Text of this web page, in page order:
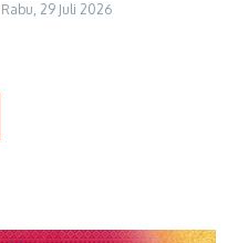
Rabu, 29 Juli 2026